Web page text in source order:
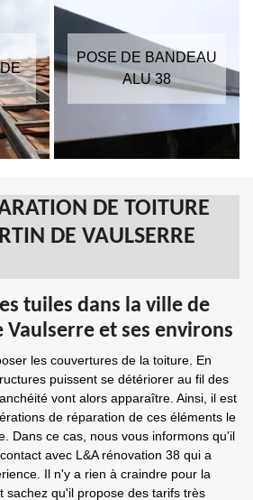
POSE DE BANDEAU
ALU 38
DE TOITURE
DE VAULSERRE
tuiles dans la ville de
et ses environs
les couvertures de la toiture. En
puissent se détériorer au fil des
vont alors apparaître. Ainsi, il est
de réparation de ces éléments le
Dans ce cas, nous vous informons qu'il
avec L&A rénovation 38 qui a
Il n'y a rien à craindre pour la
sachez qu'il propose des tarifs très